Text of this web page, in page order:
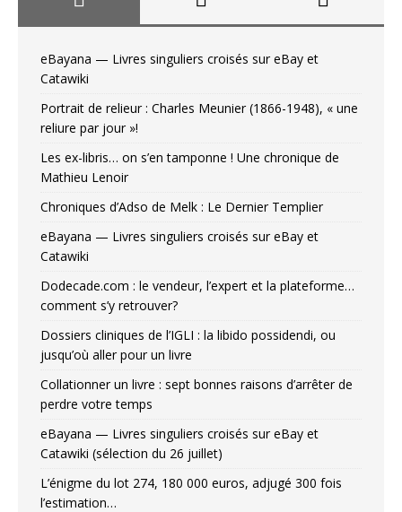
eBayana — Livres singuliers croisés sur eBay et
Catawiki
Portrait de relieur : Charles Meunier (1866-1948), « une
reliure par jour »!
Les ex-libris… on s’en tamponne ! Une chronique de
Mathieu Lenoir
Chroniques d’Adso de Melk : Le Dernier Templier
eBayana — Livres singuliers croisés sur eBay et
Catawiki
Dodecade.com : le vendeur, l’expert et la plateforme…
comment s’y retrouver?
Dossiers cliniques de l’IGLI : la libido possidendi, ou
jusqu’où aller pour un livre
Collationner un livre : sept bonnes raisons d’arrêter de
perdre votre temps
eBayana — Livres singuliers croisés sur eBay et
Catawiki (sélection du 26 juillet)
L’énigme du lot 274, 180 000 euros, adjugé 300 fois
l’estimation…